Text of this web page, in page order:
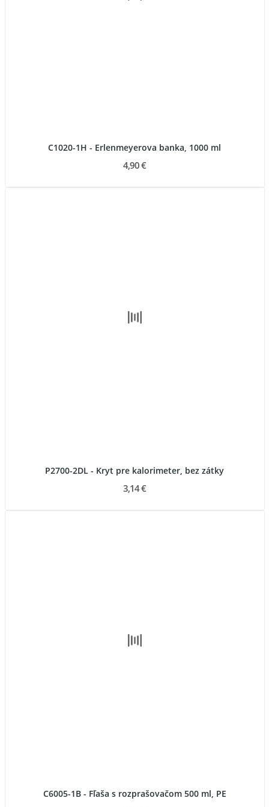
C1020-1H - Erlenmeyerova banka, 1000 ml
4,90 €
P2700-2DL - Kryt pre kalorimeter, bez zátky
3,14 €
C6005-1B - Fľaša s rozprašovačom 500 ml, PE